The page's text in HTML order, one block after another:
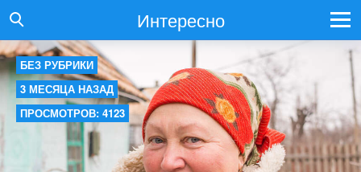
Интересно
БЕЗ РУБРИКИ
3 МЕСЯЦА НАЗАД
ПРОСМОТРОВ: 4123